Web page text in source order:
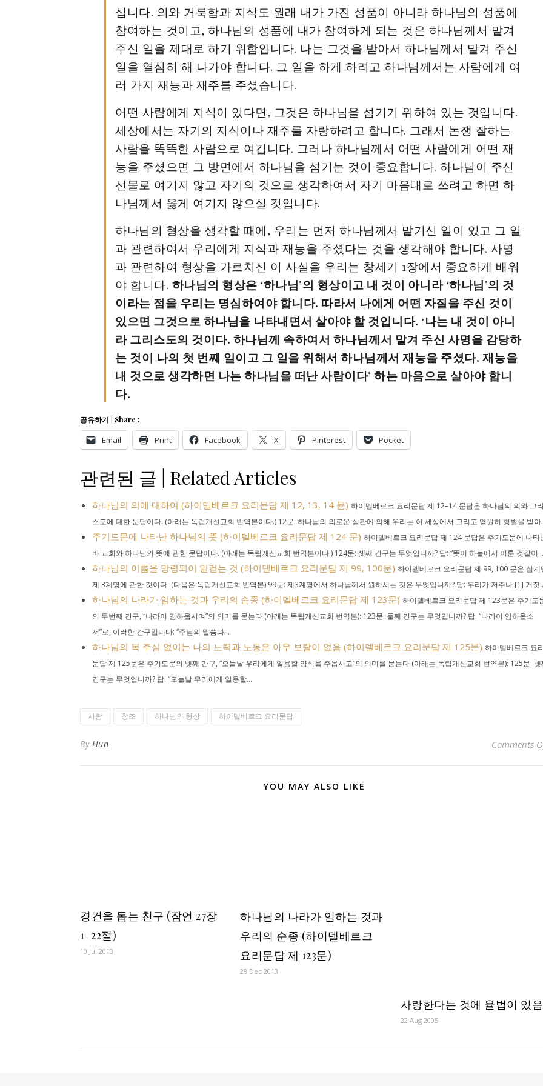
십니다. 의와 거룩함과 지식도 원래 내가 가진 성품이 아니라 하나님의 성품에
참여하는 것이고, 하나님의 성품에 내가 참여하게 되는 것은 하나님께서 맡겨
주신 일을 제대로 하기 위함입니다. 나는 그것을 받아서 하나님께서 맡겨 주신
일을 열심히 해 나가야 합니다. 그 일을 하게 하려고 하나님께서는 사람에게 여
러 가지 재능과 재주를 주셨습니다.
어떤 사람에게 지식이 있다면, 그것은 하나님을 섬기기 위하여 있는 것입니다.
세상에서는 자기의 지식이나 재주를 자랑하려고 합니다. 그래서 논쟁 잘하는
사람을 똑똑한 사람으로 여깁니다. 그러나 하나님께서 어떤 사람에게 어떤 재
능을 주셨으면 그 방면에서 하나님을 섬기는 것이 중요합니다. 하나님이 주신
선물로 여기지 않고 자기의 것으로 생각하여서 자기 마음대로 쓰려고 하면 하
나님께서 옳게 여기지 않으실 것입니다.
하나님의 형상을 생각할 때에, 우리는 먼저 하나님께서 맡기신 일이 있고 그 일
과 관련하여서 우리에게 지식과 재능을 주셨다는 것을 생각해야 합니다. 사명
과 관련하여 형상을 가르치신 이 사실을 우리는 창세기 1장에서 중요하게 배워
야 합니다. 하나님의 형상은 ‘하나님’의 형상이고 내 것이 아니라 ‘하나님’의 것
이라는 점을 우리는 명심하여야 합니다. 따라서 나에게 어떤 자질을 주신 것이
있으면 그것으로 하나님을 나타내면서 살아야 할 것입니다. ‘나는 내 것이 아니
라 그리스도의 것이다. 하나님께 속하여서 하나님께서 맡겨 주신 사명을 감당하
는 것이 나의 첫 번째 일이고 그 일을 위해서 하나님께서 재능을 주셨다. 재능을
내 것으로 생각하면 나는 하나님을 떠난 사람이다’ 하는 마음으로 살아야 합니
다.
공유하기 | Share :
Email Print Facebook X Pinterest Pocket
관련된 글 | Related Articles
하나님의 의에 대하여 (하이델베르크 요리문답 제 12, 13, 14 문) 하이델베르크 요리문답 제 12–14 문답은 하나님의 의와 그리
스도에 대한 문답이다. (아래는 독립개신교회 번역본이다.) 12문: 하나님의 의로운 심판에 의해 우리는 이 세상에서 그리고 영원히 형벌을 받아
주기도문에 나타난 하나님의 뜻 (하이델베르크 요리문답 제 124 문) 하이델베르크 요리문답 제 124 문답은 주기도문에 나타
바 교회와 하나님의 뜻에 관한 문답이다. (아래는 독립개신교회 번역본이다.) 124문: 셋째 간구는 무엇입니까? 답: “뜻이 하늘에서 이룬 것같이...
하나님의 이름을 망령되이 일컫는 것 (하이델베르크 요리문답 제 99, 100문) 하이델베르크 요리문답 제 99, 100 문은 십계
제 3계명에 관한 것이다: (다음은 독립개신교회 번역본) 99문: 제3계명에서 하나님께서 원하시는 것은 무엇입니까? 답: 우리가 저주나 [1] 거짓
하나님의 나라가 임하는 것과 우리의 순종 (하이델베르크 요리문답 제 123문) 하이델베르크 요리문답 제 123문은 주기도
의 두번째 간구, “나라이 임하옵시며”의 의미를 묻는다 (아래는 독립개신교회 번역본): 123문: 둘째 간구는 무엇입니까? 답: “나라이 임하옵소
서”로, 이러한 간구입니다: “주님의 말씀과...
하나님의 복 주심 없이는 나의 노력과 노동은 아무 보람이 없음 (하이델베르크 요리문답 제 125문) 하이델베르크 요리
문답 제 125문은 주기도문의 넷째 간구, “오늘날 우리에게 일용할 양식을 주옵시고”의 의미를 묻는다 (아래는 독립개신교회 번역본): 125문: 넷
간구는 무엇입니까? 답: “오늘날 우리에게 일용할...
사람 창조 하나님의 형상 하이델베르크 요리문답
By Hun Comments
YOU MAY ALSO LIKE
경건을 돕는 친구 (잠언 27장
1–22절)
10 Jul 2013
하나님의 나라가 임하는 것과
우리의 순종 (하이델베르크
요리문답 제 123문)
28 Dec 2013
사랑한다는 것에 율법이 있음
22 Aug 2005